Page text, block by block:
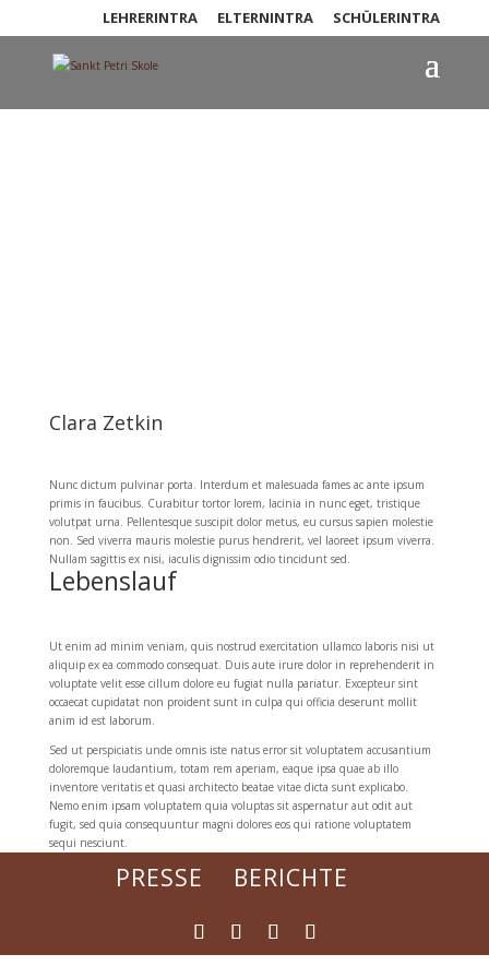
LEHRERINTRA ELTERNINTRA SCHÜLERINTRA
Clara Zetkin
Clara Zetkin
Nunc dictum pulvinar porta. Interdum et malesuada fames ac ante ipsum
primis in faucibus. Curabitur tortor lorem, lacinia in nunc eget, tristique
volutpat urna. Pellentesque suscipit dolor metus, eu cursus sapien molestie
non. Sed viverra mauris molestie purus hendrerit, vel laoreet ipsum viverra.
Nullam sagittis ex nisi, iaculis dignissim odio tincidunt sed.
Lebenslauf
Ut enim ad minim veniam, quis nostrud exercitation ullamco laboris nisi ut
aliquip ex ea commodo consequat. Duis aute irure dolor in reprehenderit in
voluptate velit esse cillum dolore eu fugiat nulla pariatur. Excepteur sint
occaecat cupidatat non proident sunt in culpa qui officia deserunt mollit
anim id est laborum.
Sed ut perspiciatis unde omnis iste natus error sit voluptatem accusantium
doloremque laudantium, totam rem aperiam, eaque ipsa quae ab illo
inventore veritatis et quasi architecto beatae vitae dicta sunt explicabo.
Nemo enim ipsam voluptatem quia voluptas sit aspernatur aut odit aut
fugit, sed quia consequuntur magni dolores eos qui ratione voluptatem
sequi nesciunt.
PRESSE BERICHTE